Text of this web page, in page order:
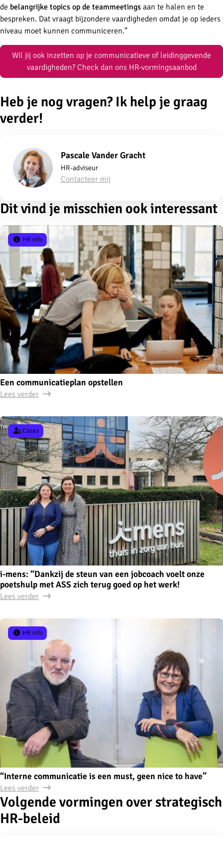
de belangrijke topics op de teammeetings aan te halen en te
bespreken. Dat vraagt bijzondere vaardigheden omdat je op ieders
niveau moet kunnen communiceren.”
Wil jij ook inzetten op je communicatieve of leidinggevende
vaardigheden? Check dan ons HR-vormingsaanbod
Heb je nog vragen? Ik help je graag
verder!
Pascale Vander Gracht
HR-adviseur
Contacteer mij
Dit vind je misschien ook interessant
Een communicatieplan opstellen
HR info
Lees verder
i-mens: “Dankzij de steun van een jobcoach voelt onze
poetshulp met ASS zich terug goed op het werk!
Cases
Lees verder
“Interne communicatie is een must, geen nice to have”
HR info
Lees verder
Volgende vormingen over strategisch
HR-beleid